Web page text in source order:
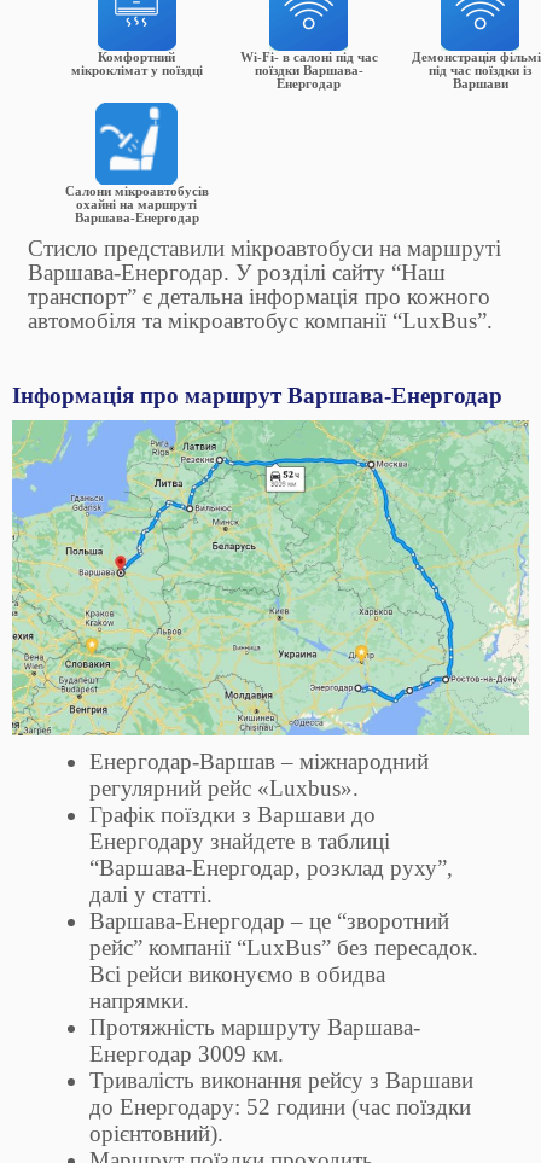
Комфортний
мікроклімат у поїздці
Wi-Fi- в салоні під час
поїздки Варшава-
Енергодар
Демонстрація
під час поїздки із
Варшави
Салони мікроавтобусів
охайні на маршруті
Варшава-Енергодар
Стисло представили мікроавтобуси на маршруті
Варшава-Енергодар. У розділі сайту “Наш
транспорт” є детальна інформація про кожного
автомобіля та мікроавтобус компанії “LuxBus”.
Інформація про маршрут Варшава-Енергодар
Енергодар-Варшав – міжнародний
регулярний рейс «Luxbus».
Графік поїздки з Варшави до
Енергодару знайдете в таблиці
“Варшава-Енергодар, розклад руху”,
далі у статті.
Варшава-Енергодар – це “зворотний
рейс” компанії “LuxBus” без пересадок.
Всі рейси виконуємо в обидва
напрямки.
Протяжність маршруту Варшава-
Енергодар 3009 км.
Тривалість виконання рейсу з Варшави
до Енергодару: 52 години (час поїздки
орієнтовний).